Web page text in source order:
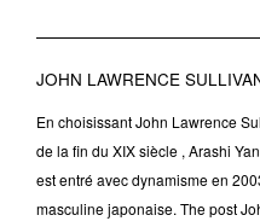
JOHN LAWRENCE
En choisissant John Lawrence
de la fin du XIX siècle , Arashi
est entré avec dynamisme en
masculine japonaise. The post